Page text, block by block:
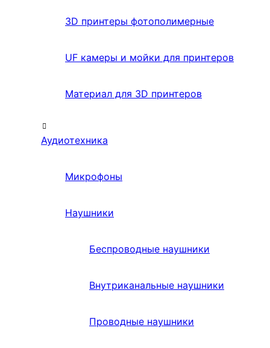
3D принтеры фотополимерные
UF камеры и мойки для принтеров
Материал для 3D принтеров
Аудиотехника
Микрофоны
Наушники
Беспроводные наушники
Внутриканальные наушники
Проводные наушники